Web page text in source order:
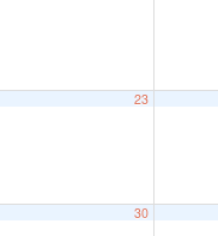
23
30